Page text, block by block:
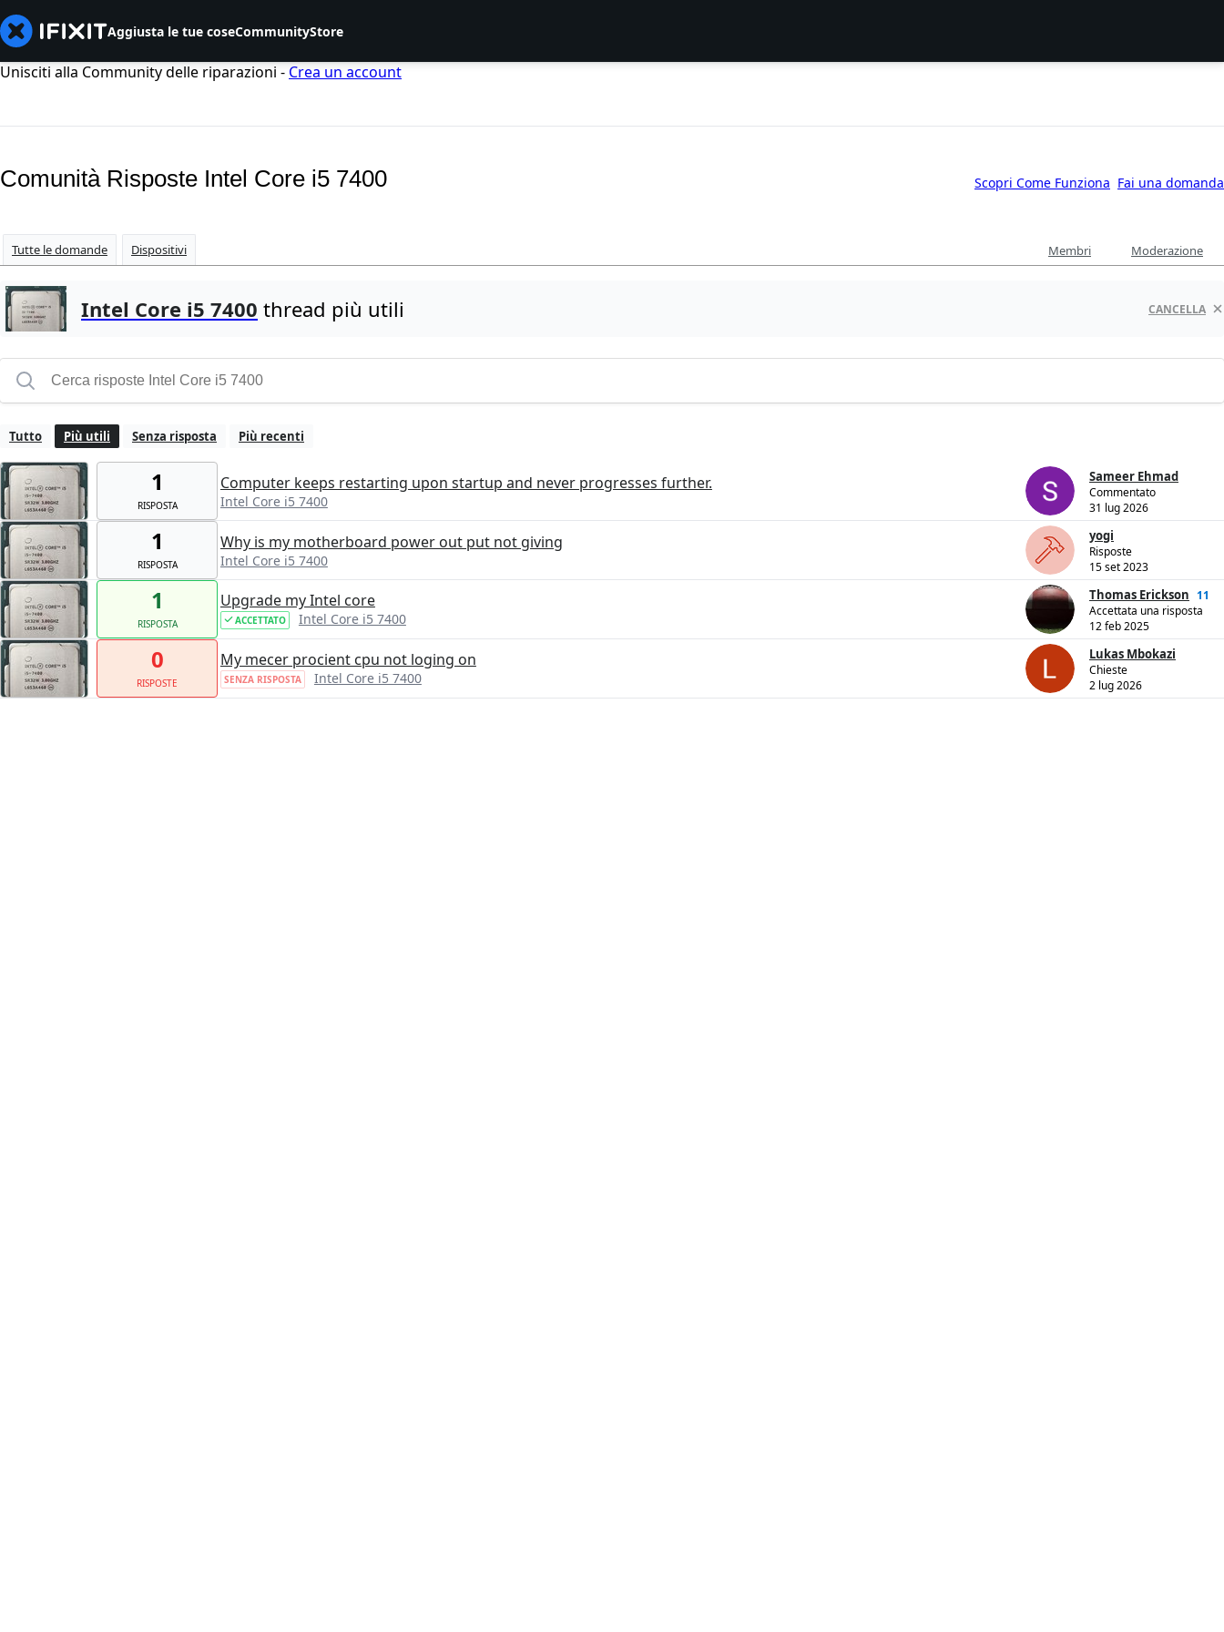
Aggiusta le tue coseCommunityStore
Unisciti alla Community delle riparazioni - Crea un account
Comunità Risposte Intel Core i5 7400 Scopri Come Funziona Fai una domanda
Tutte le domande Dispositivi Membri Moderazione
Intel Core i5 7400 thread più utili CANCELLA
Tutto Più utili Senza risposta Più recenti
1
RISPOSTA
Computer keeps restarting upon startup and never progresses further.
Intel Core i5 7400
Sameer Ehmad
Commentato
31 lug 2026
1
RISPOSTA
Why is my motherboard power out put not giving
Intel Core i5 7400
yogi
Risposte
15 set 2023
1
RISPOSTA
Upgrade my Intel core
ACCETTATO Intel Core i5 7400
Thomas Erickson 11
Accettata una risposta
12 feb 2025
0
RISPOSTE
My mecer procient cpu not loging on
SENZA RISPOSTA Intel Core i5 7400
Lukas Mbokazi
Chieste
2 lug 2026